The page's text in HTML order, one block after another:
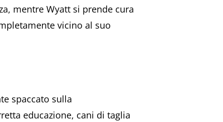
mentre Wyatt si prende cura
vicino al suo
spaccato sulla
educazione, cani di taglia